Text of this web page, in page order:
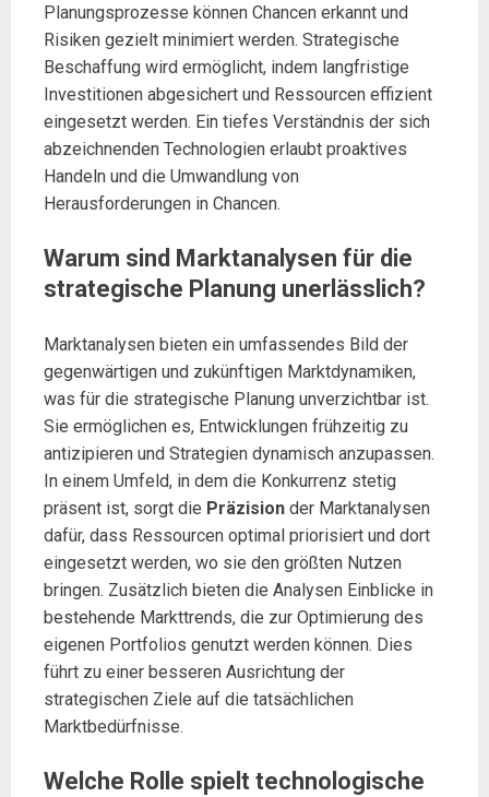
Planungsprozesse können Chancen erkannt und
Risiken gezielt minimiert werden. Strategische
Beschaffung wird ermöglicht, indem langfristige
Investitionen abgesichert und Ressourcen effizient
eingesetzt werden. Ein tiefes Verständnis der sich
abzeichnenden Technologien erlaubt proaktives
Handeln und die Umwandlung von
Herausforderungen in Chancen.
Warum sind Marktanalysen für die
strategische Planung unerlässlich?
Marktanalysen bieten ein umfassendes Bild der
gegenwärtigen und zukünftigen Marktdynamiken,
was für die strategische Planung unverzichtbar ist.
Sie ermöglichen es, Entwicklungen frühzeitig zu
antizipieren und Strategien dynamisch anzupassen.
In einem Umfeld, in dem die Konkurrenz stetig
präsent ist, sorgt die Präzision der Marktanalysen
dafür, dass Ressourcen optimal priorisiert und dort
eingesetzt werden, wo sie den größten Nutzen
bringen. Zusätzlich bieten die Analysen Einblicke in
bestehende Markttrends, die zur Optimierung des
eigenen Portfolios genutzt werden können. Dies
führt zu einer besseren Ausrichtung der
strategischen Ziele auf die tatsächlichen
Marktbedürfnisse.
Welche Rolle spielt technologische